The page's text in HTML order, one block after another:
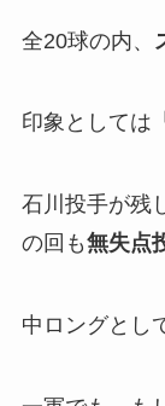
全20球の内、
印象としては 「
石川投手が残
の回も無失点
中ロングとし